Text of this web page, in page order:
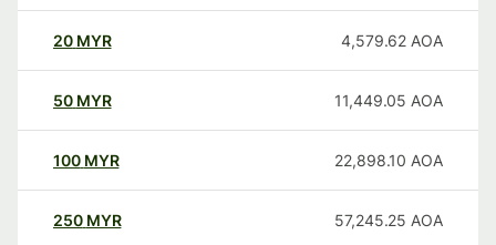
20 MYR 4,579.62 AOA
50 MYR 11,449.05 AOA
100 MYR 22,898.10 AOA
250 MYR 57,245.25 AOA